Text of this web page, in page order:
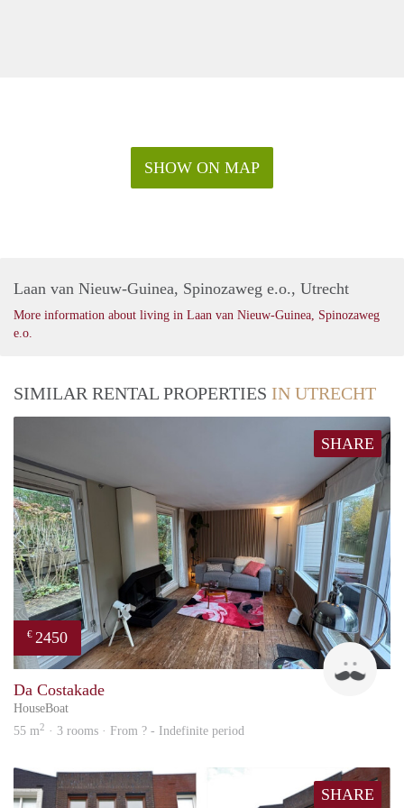
SHOW ON MAP
Laan van Nieuw-Guinea, Spinozaweg e.o., Utrecht
More information about living in Laan van Nieuw-Guinea, Spinozaweg
e.o.
SIMILAR RENTAL PROPERTIES IN UTRECHT
SHARE
€ 2450
Da Costakade
HouseBoat
55 m2 · 3 rooms · From ? - Indefinite period
SHARE